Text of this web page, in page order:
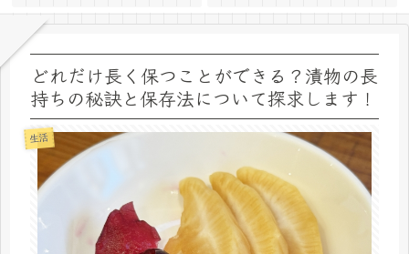
どれだけ長く保つことができる？漬物の長
持ちの秘訣と保存法について探求します！
生活